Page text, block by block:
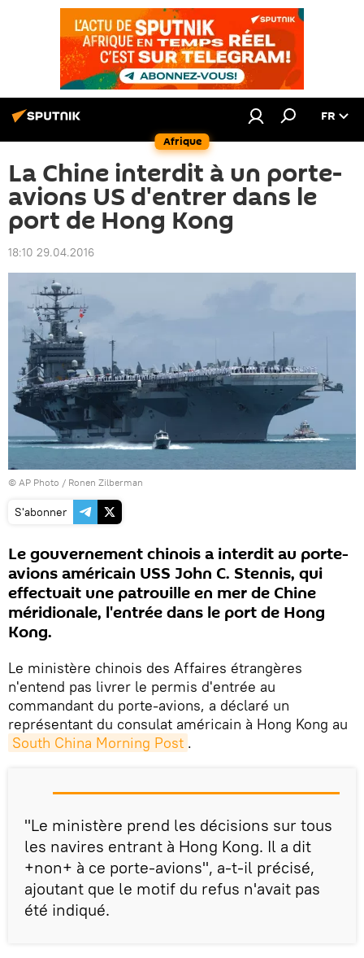
Afrique
FR
La Chine interdit à un porte-
avions US d'entrer dans le
port de Hong Kong
18:10 29.04.2016
© AP Photo / Ronen Zilberman
S'abonner
Le gouvernement chinois a interdit au porte-
avions américain USS John C. Stennis, qui
effectuait une patrouille en mer de Chine
méridionale, l'entrée dans le port de Hong
Kong.
Le ministère chinois des Affaires étrangères
n'entend pas livrer le permis d'entrée au
commandant du porte-avions, a déclaré un
représentant du consulat américain à Hong Kong au
South China Morning Post .
"Le ministère prend les décisions sur tous
les navires entrant à Hong Kong. Il a dit
+non+ à ce porte-avions", a-t-il précisé,
ajoutant que le motif du refus n'avait pas
été indiqué.